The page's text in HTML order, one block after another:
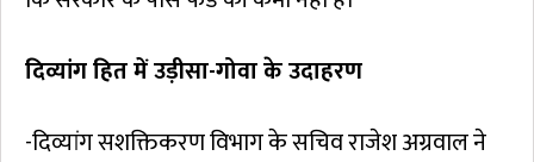
दिव्यांग हित में उड़ीसा-गोवा के उदाहरण
-दिव्यांग सशक्तिकरण विभाग के सचिव राजेश अग्रवाल ने